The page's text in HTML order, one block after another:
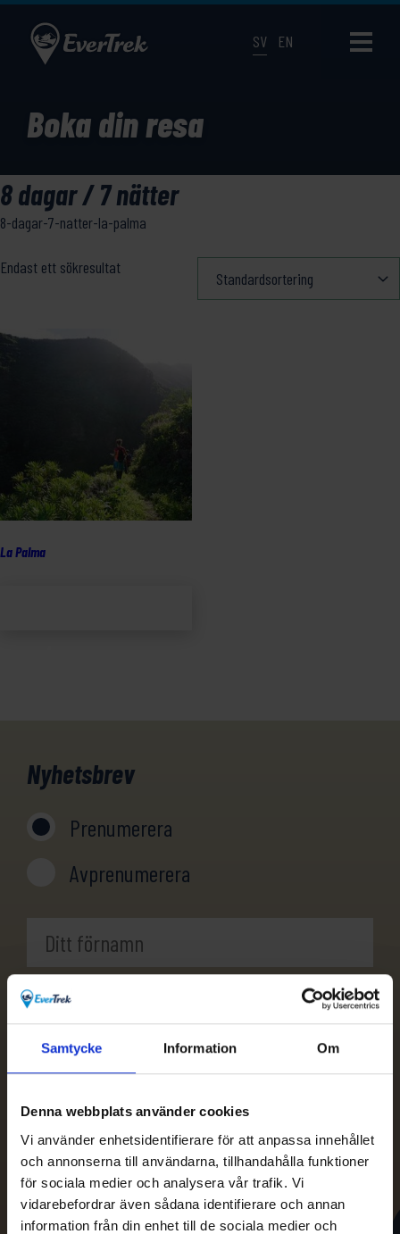
Samtycke Information Om
Denna webbplats använder cookies
Vi använder enhetsidentifierare för att anpassa innehållet
och annonserna till användarna, tillhandahålla funktioner
för sociala medier och analysera vår trafik. Vi
vidarebefordrar även sådana identifierare och annan
information från din enhet till de sociala medier och
SV EN
Boka din resa
8 dagar / 7 nätter
8-dagar-7-natter-la-palma
Endast ett sökresultat
La Palma
Nyhetsbrev
Prenumerera
Avprenumerera